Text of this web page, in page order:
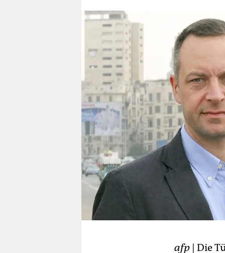
berlin
nord
wahrheit
verlag
verlag
veranstaltungen
shop
fragen & hilfe
unterstützen
abo
afp | Die